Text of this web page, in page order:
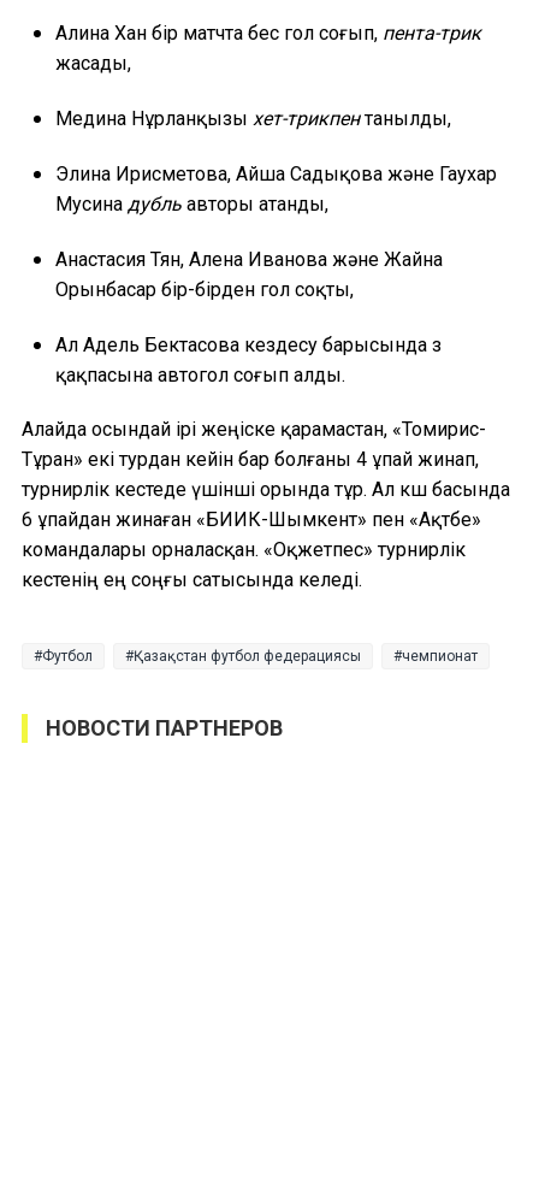
Алина Хан бір матчта бес гол соғып, пента-трик
жасады,
Медина Нұрланқызы хет-трикпентанылды,
Элина Ирисметова, Айша Садықова және Гаухар
Мусина дубль авторы атанды,
Анастасия Тян, Алена Иванова және Жайна
Орынбасар бір-бірден гол соқты,
Ал Адель Бектасова кездесу барысында өз
қақпасына автогол соғып алды.
Алайда осындай ірі жеңіске қарамастан, «Томирис-
Тұран» екі турдан кейін бар болғаны 4 ұпай жинап,
турнирлік кестеде үшінші орында тұр. Ал көш басында
6 ұпайдан жинаған «БИИК-Шымкент» пен «Ақтөбе»
командалары орналасқан. «Оқжетпес» турнирлік
кестенің ең соңғы сатысында келеді.
Футбол Қазақстан футбол федерациясы чемпионат
НОВОСТИ ПАРТНЕРОВ